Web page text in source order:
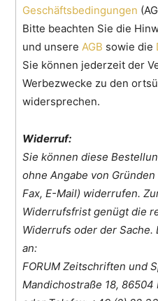
Geschäftsbedingungen
Bitte beachten Sie die
und unsereAGB sowie die
Sie können jederzeit der
Werbezwecke zu den
widersprechen.
Widerruf:
Sie können diese
ohne Angabe von
Fax, E-Mail) widerrufen.
Widerrufsfrist genügt die
Widerrufs oder der
an:
FORUM Zeitschriften und
Mandichostraße 18, 86504